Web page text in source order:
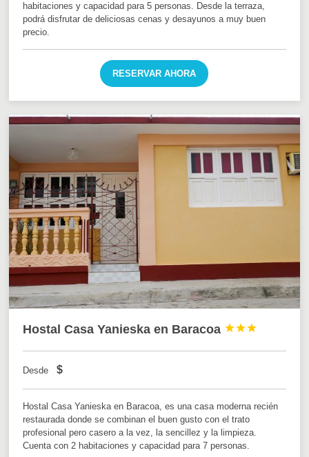
habitaciones y capacidad para 5 personas. Desde la terraza,
podrá disfrutar de deliciosas cenas y desayunos a muy buen
precio.
RESERVAR AHORA
Hostal Casa Yanieska en Baracoa 


Desde $
Hostal Casa Yanieska en Baracoa, es una casa moderna recién
restaurada donde se combinan el buen gusto con el trato
profesional pero casero a la vez, la sencillez y la limpieza.
Cuenta con 2 habitaciones y capacidad para 7 personas.